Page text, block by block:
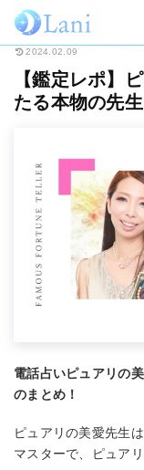
ホーム 電話占い
2024.02.09
【鑑定レポ】
たる本物の先
電話占いピュアリの
のまとめ！
ピュアリの美愛先生
マスターで、ピュア